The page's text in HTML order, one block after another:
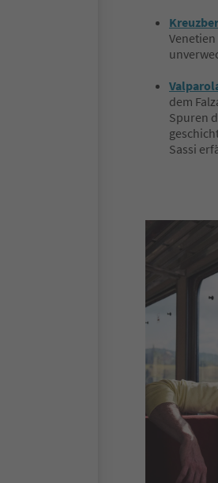
dem
Spuren
Sassi